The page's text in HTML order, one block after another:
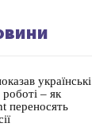
українські
– як
переносять